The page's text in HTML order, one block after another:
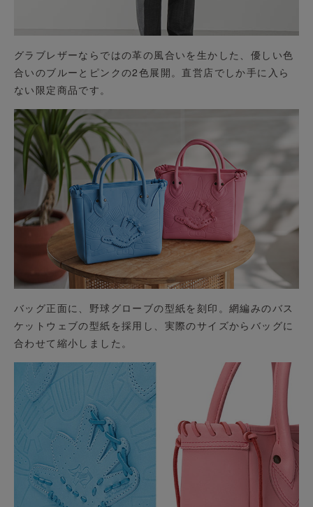
グラブレザーならではの革の風合いを生かした、優しい色
合いのブルーとピンクの2色展開。直営店でしか手に入ら
ない限定商品です。
バッグ正面に、野球グローブの型紙を刻印。網編みのバス
ケットウェブの型紙を採用し、実際のサイズからバッグに
合わせて縮小しました。